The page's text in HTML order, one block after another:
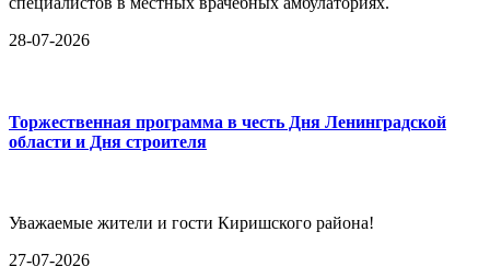
28-07-2026
Торжественная программа в честь Дня Ленинградской
области и Дня строителя
Уважаемые жители и гости Киришского района!
27-07-2026